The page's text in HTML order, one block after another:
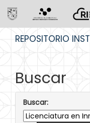
REPOSITORIO
Buscar
Buscar: